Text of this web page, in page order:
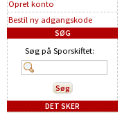
Opret konto
Bestil ny adgangskode
SØG
Søg på Sporskiftet:
DET SKER